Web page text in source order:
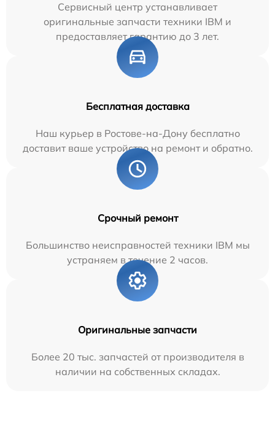
Сервисный центр устанавливает
оригинальные запчасти техники IBM и
предоставляет гарантию до 3 лет.
Бесплатная доставка
Наш курьер в Ростове-на-Дону бесплатно
доставит ваше устройство на ремонт и обратно.
Срочный ремонт
Большинство неисправностей техники IBM мы
устраняем в течение 2 часов.
Оригинальные запчасти
Более 20 тыс. запчастей от производителя в
наличии на собственных складах.